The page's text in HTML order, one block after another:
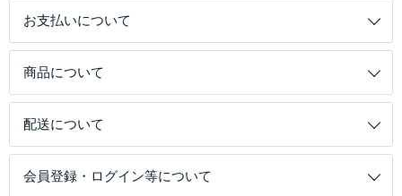
お支払いについて
商品について
配送について
会員登録・ログイン等について